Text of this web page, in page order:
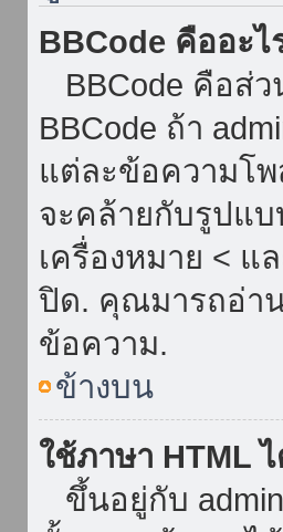
BBCode คืออะไ
BBCode คือส่ว
BBCode ถ้า
แต่ละข้อความโ
จะคล้ายกับรูปแบ
เครื่องหมาย < แ
ปิด. คุณมารถอ่า
ข้อความ.
ข้างบน
ใช้ภาษา HTML
ขึ้นอยู่กับ